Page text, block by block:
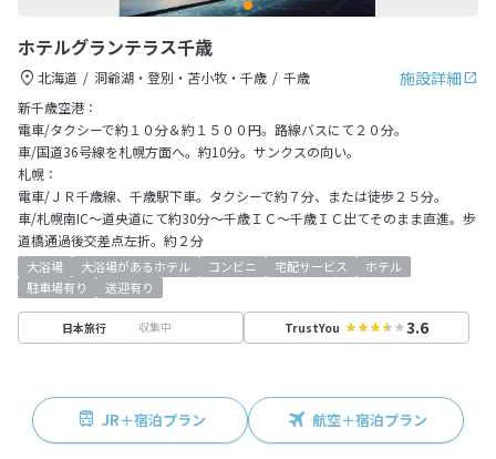
ホテルグランテラス千歳
施設詳細
北海道 洞爺湖・登別・苫小牧・千歳
千歳
新千歳空港：
電車/タクシーで約１０分＆約１５００円。路線バスにて２０分。
車/国道36号線を札幌方面へ。約10分。サンクスの向い。
札幌：
電車/ＪＲ千歳線、千歳駅下車。タクシーで約７分、または徒歩２５分。
車/札幌南IC～道央道にて約30分～千歳ＩＣ～千歳ＩＣ出てそのまま直進。歩
道橋通過後交差点左折。約２分
大浴場 大浴場があるホテル コンビニ 宅配サービス
ホテル
駐車場有り
送迎有り
日本旅行 収集中 TrustYou 3.6
JR＋宿泊プラン 航空＋宿泊プラン